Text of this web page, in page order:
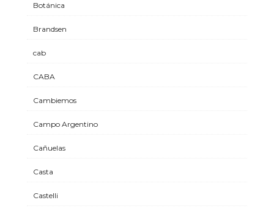
Botánica
Brandsen
cab
CABA
Cambiemos
Campo Argentino
Cañuelas
Casta
Castelli